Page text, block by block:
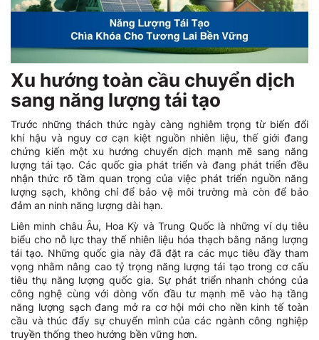
Xu hướng toàn cầu chuyển dịch
sang năng lượng tái tạo
Trước những thách thức ngày càng nghiêm trọng từ biến đổi
khí hậu và nguy cơ cạn kiệt nguồn nhiên liệu, thế giới đang
chứng kiến một xu hướng chuyển dịch mạnh mẽ sang năng
lượng tái tạo. Các quốc gia phát triển và đang phát triển đều
nhận thức rõ tầm quan trọng của việc phát triển nguồn năng
lượng sạch, không chỉ để bảo vệ môi trường mà còn để bảo
đảm an ninh năng lượng dài hạn.
Liên minh châu Âu, Hoa Kỳ và Trung Quốc là những ví dụ tiêu
biểu cho nỗ lực thay thế nhiên liệu hóa thạch bằng năng lượng
tái tạo. Những quốc gia này đã đặt ra các mục tiêu đầy tham
vọng nhằm nâng cao tỷ trọng năng lượng tái tạo trong cơ cấu
tiêu thụ năng lượng quốc gia. Sự phát triển nhanh chóng của
công nghệ cùng với dòng vốn đầu tư mạnh mẽ vào hạ tầng
năng lượng sạch đang mở ra cơ hội mới cho nền kinh tế toàn
cầu và thúc đẩy sự chuyển mình của các ngành công nghiệp
truyền thống theo hướng bền vững hơn.